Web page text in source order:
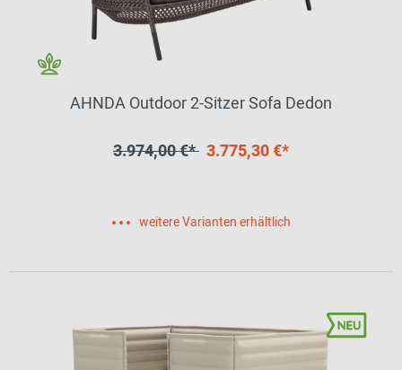
AHNDA Outdoor 2-Sitzer Sofa Dedon
3.974,00 €* 3.775,30 €*
weitere Varianten erhältlich